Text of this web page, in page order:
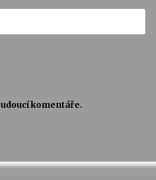
komentáře.